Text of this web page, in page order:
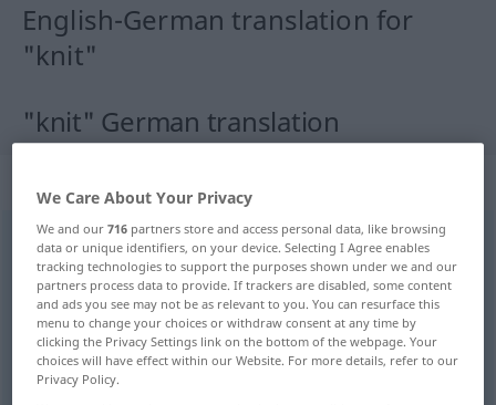
English-German translation for
"knit"
"knit" German translation
knit [nit] v/t <prätu.pperfknitodknitted>
Overview of all translations
(For more details, click/tap on the translation)
stricken, wirken
We Care About Your Privacy
We and our716 partners store and access personal data, like browsing
data or unique identifiers, on your device. Selecting I Agree enables
tracking technologies to support the purposes shown under we and our
partners process data to provide. If trackers are disabled, some content
and ads you see may not be as relevant to you. You can resurface this
menu to change your choices or withdraw consent at any time by
clicking the Privacy Settings link on the bottom of the webpage. Your
choices will have effect within our Website. For more details, refer to our
Privacy Policy.